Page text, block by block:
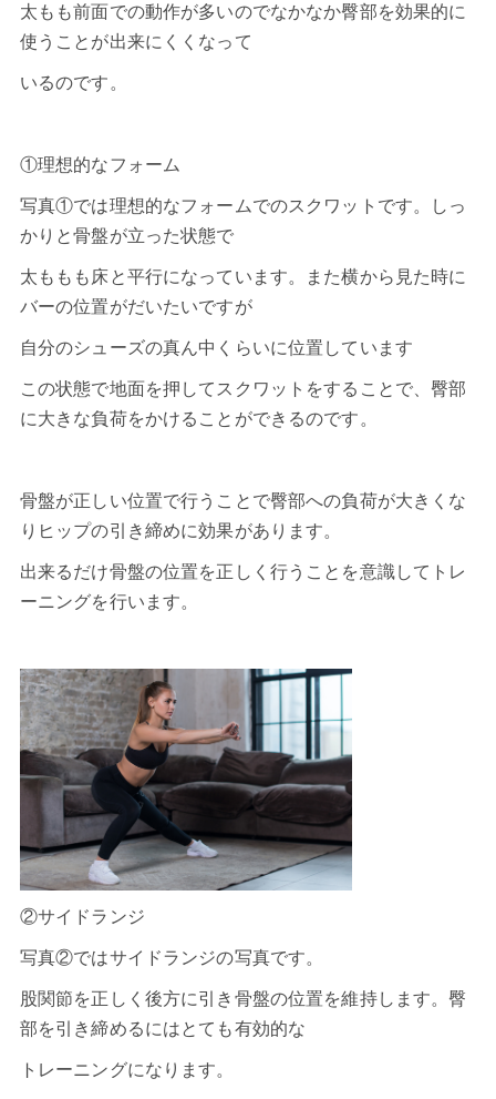
太もも前面での動作が多いのでなかなか臀部を効果的に
使うことが出来にくくなって
いるのです。
①理想的なフォーム
写真①では理想的なフォームでのスクワットです。しっ
かりと骨盤が立った状態で
太ももも床と平行になっています。また横から見た時に
バーの位置がだいたいですが
自分のシューズの真ん中くらいに位置しています
この状態で地面を押してスクワットをすることで、臀部
に大きな負荷をかけることができるのです。
骨盤が正しい位置で行うことで臀部への負荷が大きくな
りヒップの引き締めに効果があります。
出来るだけ骨盤の位置を正しく行うことを意識してトレ
ーニングを行います。
②サイドランジ
写真②ではサイドランジの写真です。
股関節を正しく後方に引き骨盤の位置を維持します。臀
部を引き締めるにはとても有効的な
トレーニングになります。